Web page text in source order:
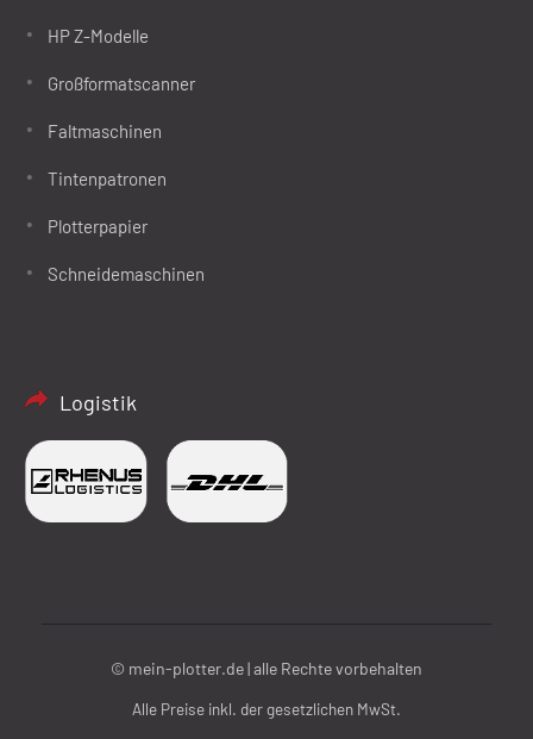
HP Z-Modelle
Großformatscanner
Faltmaschinen
Tintenpatronen
Plotterpapier
Schneidemaschinen
Logistik
© mein-plotter.de | alle Rechte vorbehalten
Alle Preise inkl. der gesetzlichen MwSt.